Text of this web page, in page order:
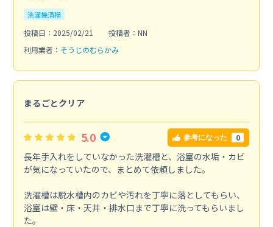
洗濯機清掃
投稿日：2025/02/21
投稿者：NN
利用業者： そうじのむらかみ
まるごとクリア
5.0 参考になった 0
長年手入れをしていなかった洗濯槽と、浴室の水垢・カビ
が気になっていたので、まとめて依頼しました。
洗濯槽は脱水槽内のカビや汚れを丁寧に落としてもらい、
浴室は壁・床・天井・排水口まで丁寧に洗ってもらいまし
た。